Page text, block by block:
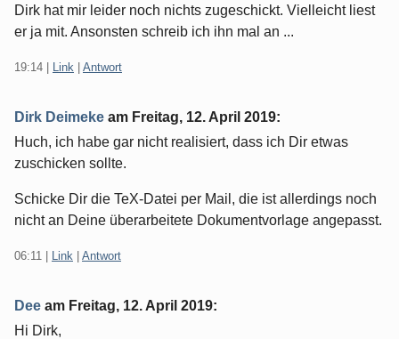
Dirk hat mir leider noch nichts zugeschickt. Vielleicht liest
er ja mit. Ansonsten schreib ich ihn mal an ...
19:14 Link Antwort
Dirk Deimeke am Freitag, 12. April 2019:
Huch, ich habe gar nicht realisiert, dass ich Dir etwas
zuschicken sollte.
Schicke Dir die TeX-Datei per Mail, die ist allerdings noch
nicht an Deine überarbeitete Dokumentvorlage angepasst.
06:11 Link Antwort
Dee am Freitag, 12. April 2019:
Hi Dirk,